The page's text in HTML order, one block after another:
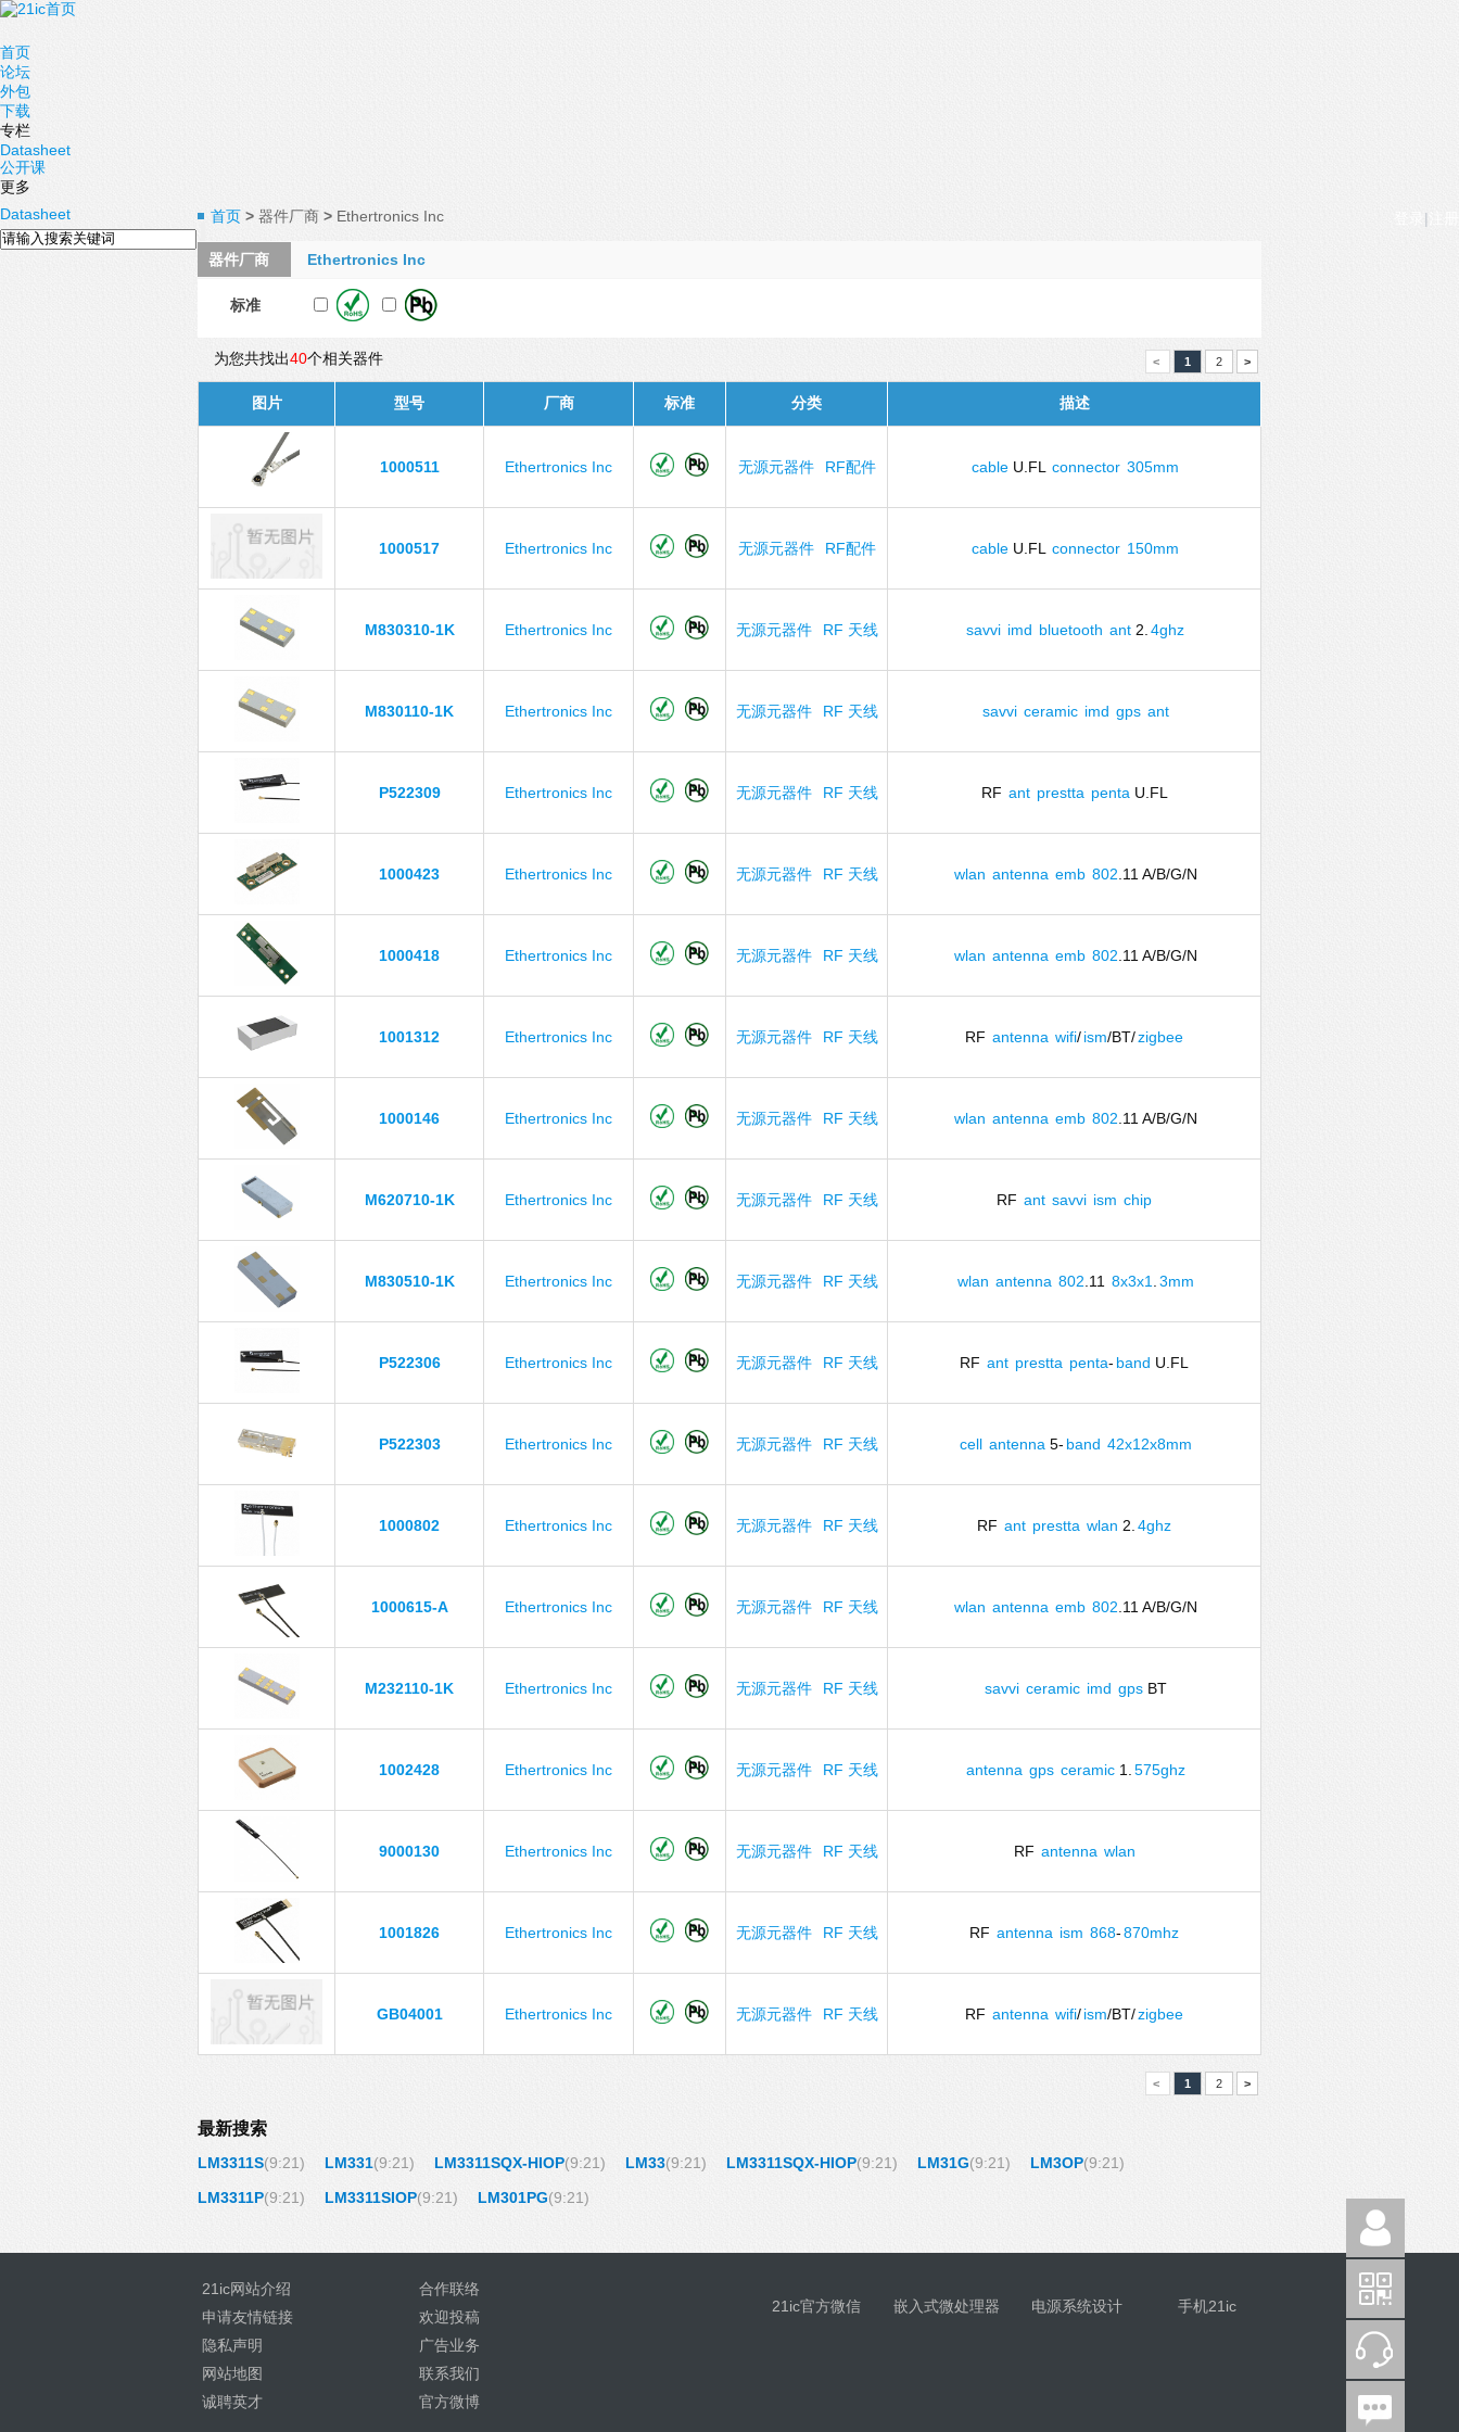
首页
论坛
外包
下载
专栏
Datasheet
公开课
更多
|
Datasheet 首页 > 器件厂商 > Ethertronics Inc
器件厂商 Ethertronics Inc
标准
为您共找出40个相关器件 < 1 2 >
图片 型号 厂商 标准 分类 描述
1000511 Ethertronics Inc 无源元器件 RF配件 cable U.FL connector 305mm
1000517 Ethertronics Inc 无源元器件 RF配件 cable U.FL connector 150mm
M830310-1K Ethertronics Inc 无源元器件 RF 天线 savvi imd bluetooth ant 2. 4ghz
M830110-1K Ethertronics Inc 无源元器件 RF 天线 savvi ceramic imd gps ant
P522309 Ethertronics Inc 无源元器件 RF 天线 RF ant prestta penta U.FL
1000423 Ethertronics Inc 无源元器件 RF 天线 wlan antenna emb 802 .11 A/B/G/N
1000418 Ethertronics Inc 无源元器件 RF 天线 wlan antenna emb 802 .11 A/B/G/N
1001312 Ethertronics Inc 无源元器件 RF 天线 RF antenna wifi/ism/BT/zigbee
1000146 Ethertronics Inc 无源元器件 RF 天线 wlan antenna emb 802 .11 A/B/G/N
M620710-1K Ethertronics Inc 无源元器件 RF 天线 RF ant savvi ism chip
M830510-1K Ethertronics Inc 无源元器件 RF 天线 wlan antenna 802 .11 8x3x1 3mm
P522306 Ethertronics Inc 无源元器件 RF 天线 RF ant prestta penta- band U.FL
P522303 Ethertronics Inc 无源元器件 RF 天线 cell antenna 5- band 42x12x8mm
1000802 Ethertronics Inc 无源元器件 RF 天线 RF ant prestta wlan 2. 4ghz
1000615-A Ethertronics Inc 无源元器件 RF 天线 wlan antenna emb 802 .11 A/B/G/N
M232110-1K Ethertronics Inc 无源元器件 RF 天线 savvi ceramic imd gpsBT
1002428 Ethertronics Inc 无源元器件 RF 天线 antenna gps ceramic1. 575ghz
9000130 Ethertronics Inc 无源元器件 RF 天线 RF antenna wlan
1001826 Ethertronics Inc 无源元器件 RF 天线 RF antenna ism 868-870mhz
GB04001 Ethertronics Inc 无源元器件 RF 天线 RF antenna wifi/ism/BT/zigbee
< 1 2 >
最新搜索
LM3311S(9:21) LM331(9:21) LM3311SQX-HIOP(9:21) LM33(9:21) LM3311SQX-HIOP(9:21) LM31G(9:21) LM3OP(9:21)
LM3311P(9:21) LM3311SIOP(9:21) LM301PG(9:21)
21ic网站介绍
合作联络
申请友情链接
欢迎投稿
隐私声明
广告业务
网站地图
联系我们
诚聘英才
官方微博
21ic官方微信 嵌入式微处理器 电源系统设计 手机21ic